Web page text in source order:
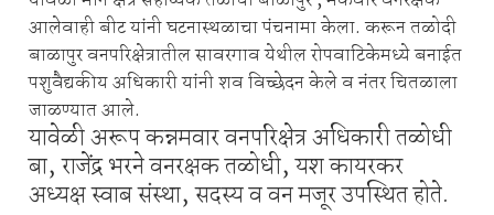
आलेवाही बीट यांनी घटनास्थळाचा पंचनामा केला. करून तळोदी
बाळापुर वनपरिक्षेत्रातील सावरगाव येथील रोपवाटिकेमध्ये बनाईत
पशुवैद्यकीय अधिकारी यांनी शव विच्छेदन केले व नंतर चितळाला
जाळण्यात आले.
यावेळी अरूप कन्नमवार वनपरिक्षेत्र अधिकारी तळोधी
बा, राजेंद्र भरने वनरक्षक तळोधी, यश कायरकर
अध्यक्ष स्वाब संस्था, सदस्य व वन मजूर उपस्थित होते.